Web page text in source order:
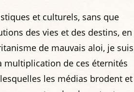
et culturels, sans que
des vies et des destins, en
de mauvais aloi, je suis
de ces éternités
les médias brodent et